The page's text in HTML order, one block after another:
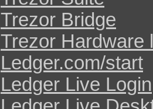
Trezor Bridge
Trezor Hardware
Ledger.com/start
Ledger Live Login